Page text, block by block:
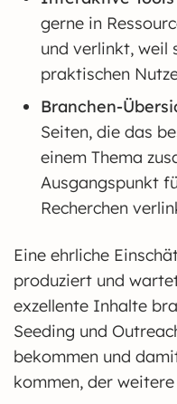
gerne in
und verlinkt, weil
praktischen
Branchen-
Seiten, die das
einem Thema
Ausgangspunkt
Recherchen
Eine ehrliche
produziert und
exzellente Inhalte
Seeding und
bekommen und
kommen, der